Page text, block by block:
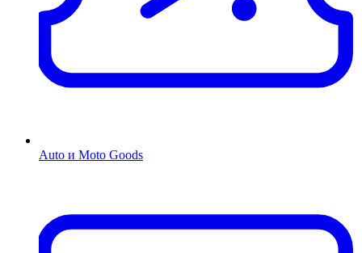
Auto и Moto Goods